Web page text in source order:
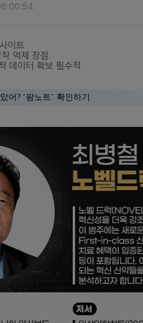
이트
억제 장점
데이터 확보 필수적
어? ‘팜노트’ 확인하기